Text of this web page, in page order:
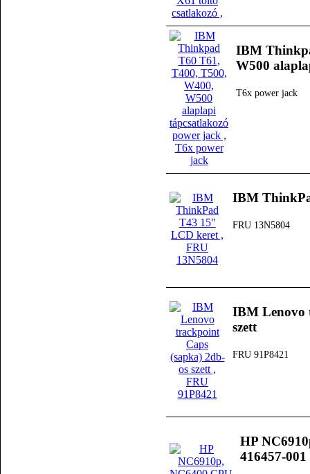
IBM
W500
T6x power jack
IBM
FRU 13N5804
IBM Lenovo
szett
FRU 91P8421
HP
416457-001